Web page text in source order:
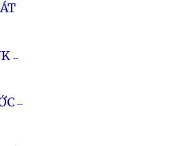
--
--